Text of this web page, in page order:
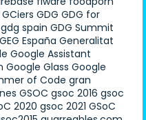
GCiers GDG GDG for
gdg spain GDG Summit
GEG España Generalitat
Google Assistant
Google Glass Google
of Code gran
GSOC gsoc 2016 gsoc
2020 gsoc 2021 GSoC